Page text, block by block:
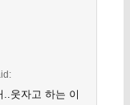
..웃자고 하는 이